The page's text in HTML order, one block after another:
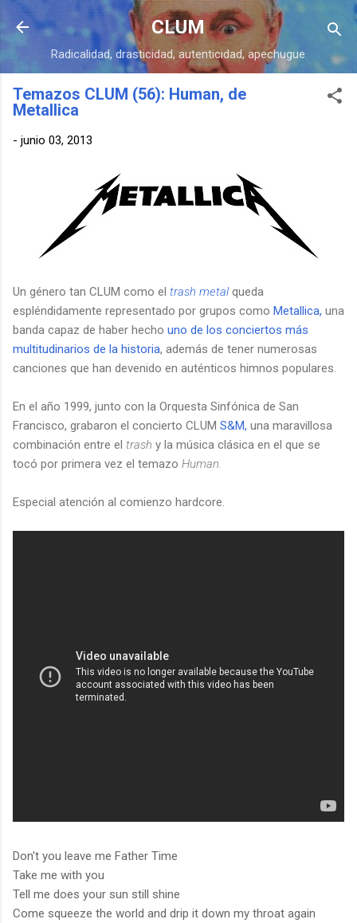
Ir al contenido principal
CLUM
Radicalidad, drasticidad, autenticidad, apechugue
Temazos CLUM (56): Human, de
Metallica
- junio 03, 2013
Un género tan CLUM como el trash metalqueda
espléndidamente representado por grupos como Metallica, una
banda capaz de haber hecho uno de los conciertos más
multitudinarios de la historia, además de tener numerosas
canciones que han devenido en auténticos himnos populares.
En el año 1999, junto con la Orquesta Sinfónica de San
Francisco, grabaron el concierto CLUM S&M, una maravillosa
combinación entre el trash y la música clásica en el que se
tocó por primera vez el temazo Human.
Especial atención al comienzo hardcore.
Don't you leave me Father Time
Take me with you
Tell me does your sun still shine
Come squeeze the world and drip it down my throat again